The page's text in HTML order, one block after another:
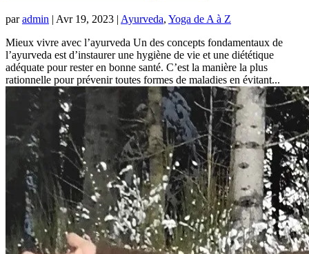
paradmin | Avr 19, 2023 | Ayurveda, Yoga de A à Z
Mieux vivre avec l’ayurveda Un des concepts fondamentaux de
l’ayurveda est d’instaurer une hygiène de vie et une diététique
adéquate pour rester en bonne santé. C’est la manière la plus
rationnelle pour prévenir toutes formes de maladies en évitant...